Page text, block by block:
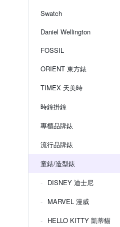
Swatch
Daniel Wellington
FOSSIL
ORIENT 東方錶
TIMEX 天美時
時鐘掛鐘
專櫃品牌錶
流行品牌錶
童錶/造型錶
DISNEY 迪士尼
MARVEL 漫威
HELLO KITTY 凱蒂貓